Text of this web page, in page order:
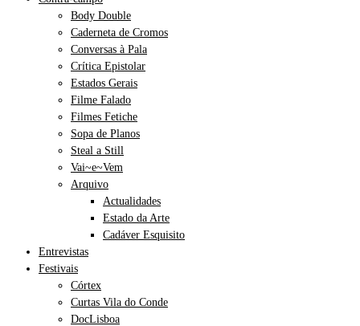
Body Double
Caderneta de Cromos
Conversas à Pala
Crítica Epistolar
Estados Gerais
Filme Falado
Filmes Fetiche
Sopa de Planos
Steal a Still
Vai~e~Vem
Arquivo
Actualidades
Estado da Arte
Cadáver Esquisito
Entrevistas
Festivais
Córtex
Curtas Vila do Conde
DocLisboa